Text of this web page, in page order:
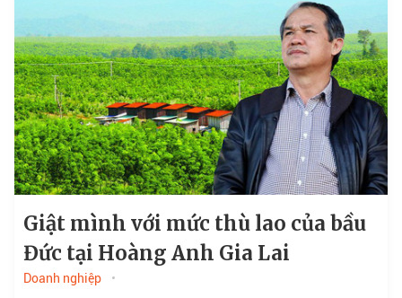
Giật mình với mức thù lao của bầu
Đức tại Hoàng Anh Gia Lai
Doanh nghiệp